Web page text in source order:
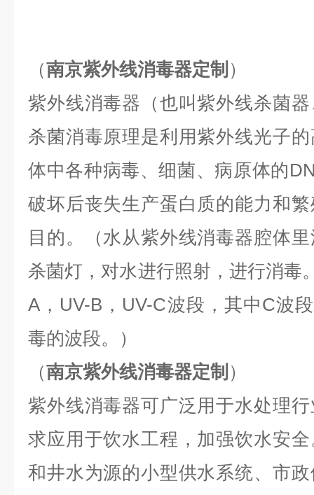
（南京紫外线消毒器定制 ）
紫外线消毒器（也叫紫外线杀菌
杀菌消毒原理是利用紫外线光子
体中各种病毒、细菌、病原体的
破坏后丧失生产蛋白质的能力和
目的。（水从紫外线消毒器腔体
杀菌灯，对水进行照射，进行消毒
A，UV-B，UV-C波段，其中C波
毒的波段。）
（南京紫外线消毒器定制 ）
紫外线消毒器可广泛用于水处理
求应用于饮水工程，加强饮水安
和井水为源的小型供水系统、市